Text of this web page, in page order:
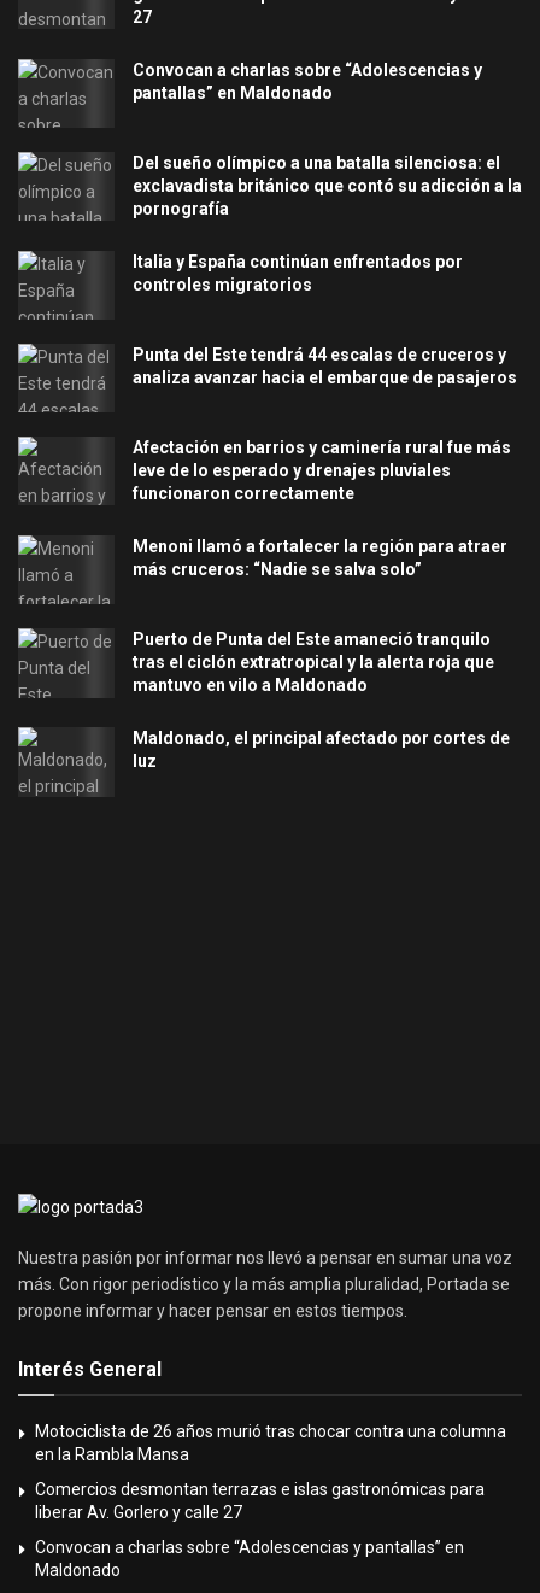
27
Convocan a charlas sobre “Adolescencias y
pantallas” en Maldonado
Del sueño olímpico a una batalla silenciosa: el
exclavadista británico que contó su adicción a la
pornografía
Italia y España continúan enfrentados por
controles migratorios
Punta del Este tendrá 44 escalas de cruceros y
analiza avanzar hacia el embarque de pasajeros
Afectación en barrios y caminería rural fue más
leve de lo esperado y drenajes pluviales
funcionaron correctamente
Menoni llamó a fortalecer la región para atraer
más cruceros: “Nadie se salva solo”
Puerto de Punta del Este amaneció tranquilo
tras el ciclón extratropical y la alerta roja que
mantuvo en vilo a Maldonado
Maldonado, el principal afectado por cortes de
luz
Nuestra pasión por informar nos llevó a pensar en sumar una voz
más. Con rigor periodístico y la más amplia pluralidad, Portada se
propone informar y hacer pensar en estos tiempos.
Interés General
Motociclista de 26 años murió tras chocar contra una columna
en la Rambla Mansa
Comercios desmontan terrazas e islas gastronómicas para
liberar Av. Gorlero y calle 27
Convocan a charlas sobre “Adolescencias y pantallas” en
Maldonado